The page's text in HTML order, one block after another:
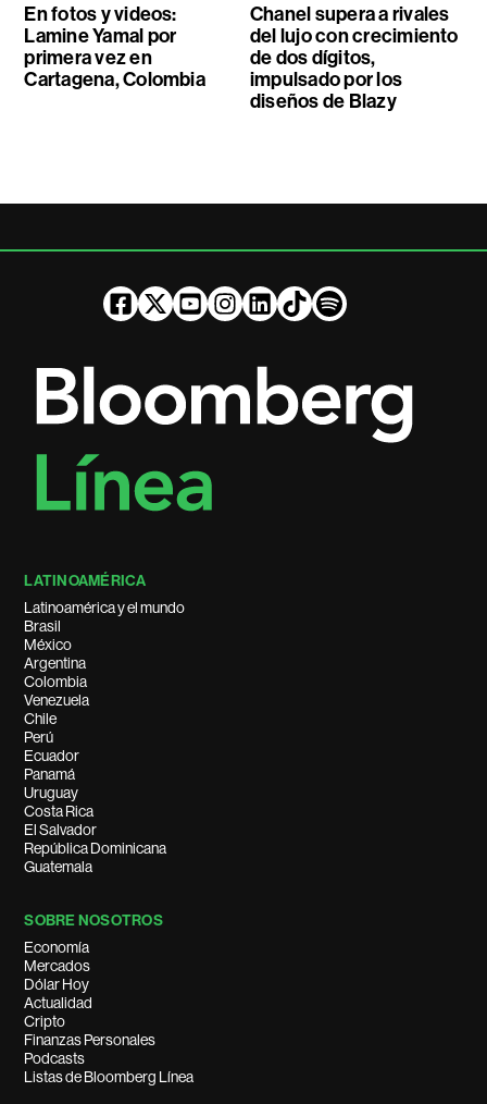
En fotos y videos:
Lamine Yamal por
primera vez en
Cartagena, Colombia
Chanel supera a rivales
del lujo con crecimiento
de dos dígitos,
impulsado por los
diseños de Blazy
LATINOAMÉRICA
Latinoamérica y el mundo
Brasil
México
Argentina
Colombia
Venezuela
Chile
Perú
Ecuador
Panamá
Uruguay
Costa Rica
El Salvador
República Dominicana
Guatemala
SOBRE NOSOTROS
Economía
Mercados
Dólar Hoy
Actualidad
Cripto
Finanzas Personales
Podcasts
Listas de Bloomberg Línea